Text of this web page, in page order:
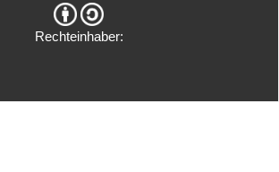
Rechteinhaber: